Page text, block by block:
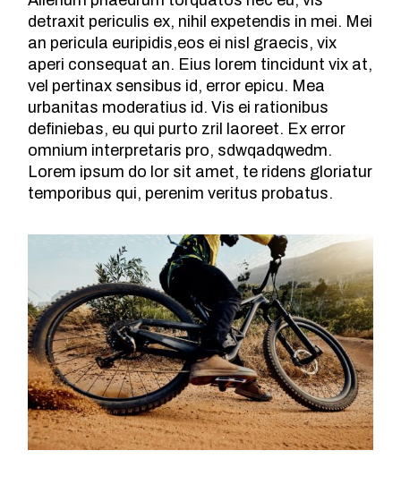
detraxit periculis ex, nihil expetendis in mei. Mei
an pericula euripidis,eos ei nisl graecis, vix
aperi consequat an. Eius lorem tincidunt vix at,
vel pertinax sensibus id, error epicu. Mea
urbanitas moderatius id. Vis ei rationibus
definiebas, eu qui purto zril laoreet. Ex error
omnium interpretaris pro, sdwqadqwedm.
Lorem ipsum do lor sit amet, te ridens gloriatur
temporibus qui, perenim veritus probatus.